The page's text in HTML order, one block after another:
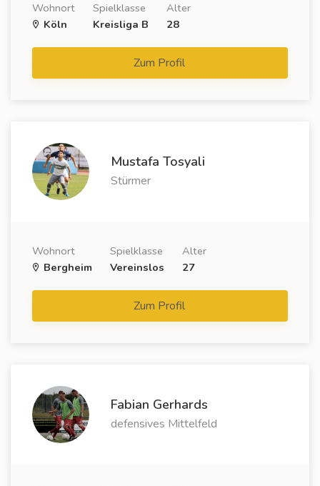
Wohnort
Köln
Spielklasse
Kreisliga B
Alter
28
Zum Profil
Mustafa Tosyali
Stürmer
Wohnort
Bergheim
Spielklasse
Vereinslos
Alter
27
Zum Profil
Fabian Gerhards
defensives Mittelfeld